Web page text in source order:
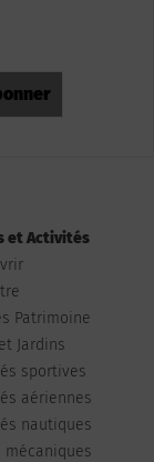
et Activités
Patrimoine
Jardins
sportives
aériennes
nautiques
mécaniques